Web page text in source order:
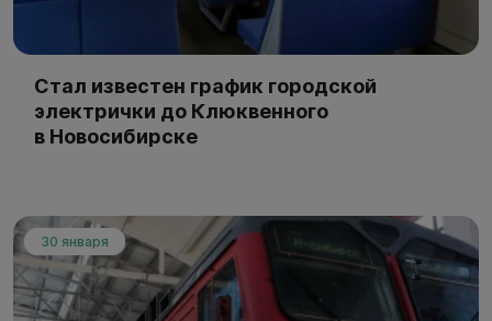
Стал известен график городской
электрички до Клюквенного
в Новосибирске
30 января